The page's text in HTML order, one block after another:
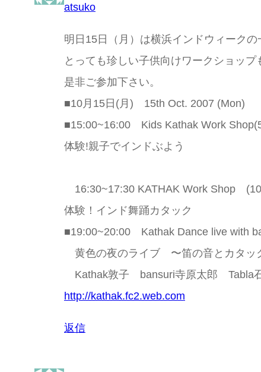
atsuko
明日15日（月）は横浜インドウィーク
とっても珍しい子供向けワークショップ
是非ご参加下さい。
■10月15日(月) 15th Oct. 2007 (Mon)
■15:00~16:00 Kids Kathak Work
体験!親子でインドぶよう
16:30~17:30 KATHAK Work Shop
体験！インド舞踊カタック
■19:00~20:00 Kathak Dance live with
黄色の夜のライブ 〜笛の音とカタッ
Kathak敦子 bansuri寺原太郎 Tabla
http://kathak.fc2.web.com
返信